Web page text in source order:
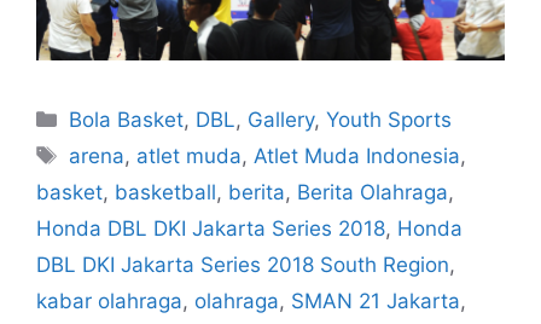
Bola Basket, DBL, Gallery,Youth Sports
arena, atlet muda,Atlet Muda Indonesia,
basket, basketball, berita, Berita Olahraga,
Honda DBL DKI Jakarta Series 2018, Honda
DBL DKI Jakarta Series 2018 South Region,
kabar olahraga, olahraga, SMAN 21 Jakarta,